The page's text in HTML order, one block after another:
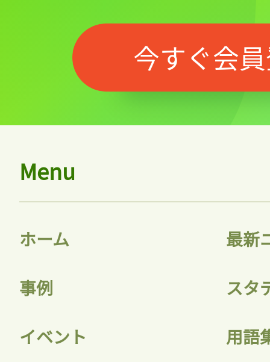
今すぐ会
Menu
ホーム 最新
事例 スタ
イベント 用語